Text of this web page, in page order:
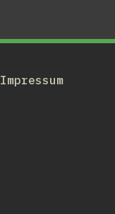
Impressum